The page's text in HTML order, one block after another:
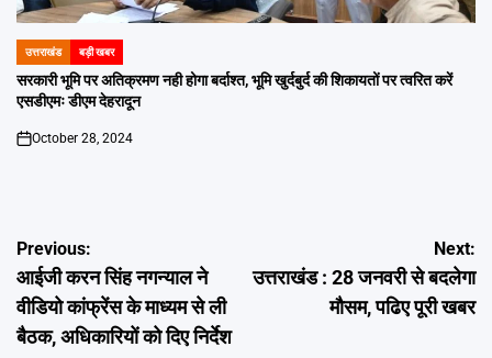
POSTED
IN
उत्तराखंड बड़ी खबर
सरकारी भूमि पर अतिक्रमण नही होगा बर्दाश्त, भूमि खुर्दबुर्द की शिकायतों पर त्वरित करें
एसडीएमः डीएम देहरादून
on
October 28, 2024
Post
navigation
Previous:
आईजी करन सिंह नगन्याल ने
वीडियो कांफ्रेंस के माध्यम से ली
बैठक, अधिकारियों को दिए निर्देश
Next:
उत्तराखंड : 28 जनवरी से बदलेगा
मौसम, पढिए पूरी खबर